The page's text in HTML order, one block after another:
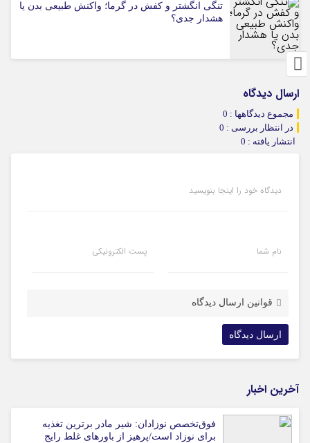
تنگی انگشتر و کفش در گرما؛ واکنش طبیعی بدن یا
هشدار جدی؟
ارسال دیدگاه
مجموع دیدگاهها : 0
در انتظار بررسی : 0
انتشار یافته : 0
دیدگاه خود را اینجا بنویسید
نام شما پست الکترونیکی
قوانین ارسال دیدگاه
آخرین اخبار
فوق‌تخصص نوزادان: شیر مادر برترین تغذیه
برای نوزاد است/پرهیز از باورهای غلط رایج